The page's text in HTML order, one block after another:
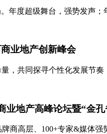
年度超级舞台，强势发声；
业地产创新峰会
，共同探寻个性化发展节奏
业地产高峰论坛暨“金
商高层、100+专家&媒体